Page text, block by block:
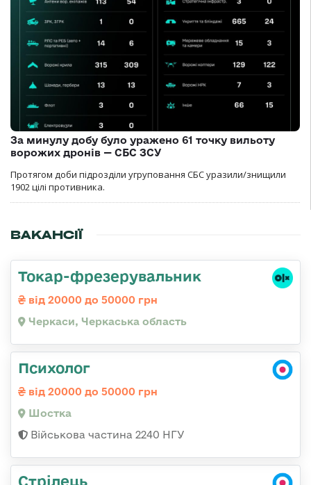
За минулу добу було уражено 61 точку вильоту
ворожих дронів — СБС ЗСУ
Протягом доби підрозділи угруповання СБС уразили/знищили
1902 цілі противника.
ВАКАНСІЇ
Токар-фрезерувальник
від 20000 до 50000 грн
Черкаси, Черкаська область
Психолог
від 20000 до 50000 грн
Шостка
Військова частина 2240 НГУ
Стрілець